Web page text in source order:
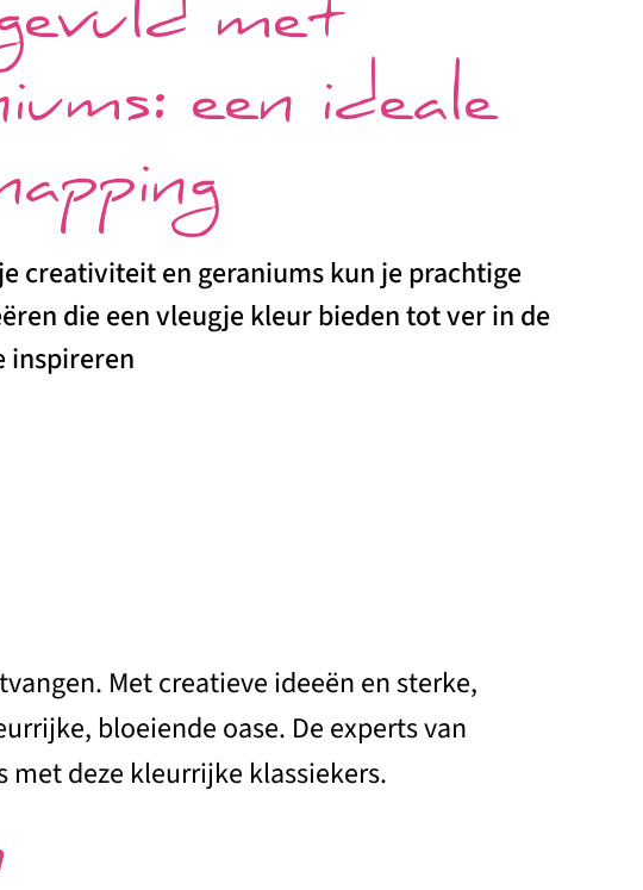
met
een ideale
creativiteit en geraniums kun je prachtige
die een vleugje kleur bieden tot ver in de
inspireren
Met creatieve ideeën en sterke,
bloeiende oase. De experts van
deze kleurrijke klassiekers.